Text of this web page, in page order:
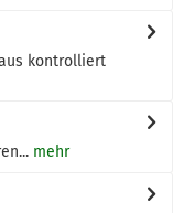
kontrolliert
mehr